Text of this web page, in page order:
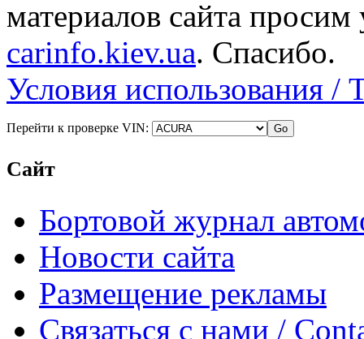
материалов сайта просим
carinfo.kiev.ua. Спасибо.
Условия использования /
Перейти к проверке VIN:
Сайт
Бортовой журнал
Новости сайта
Размещение рекламы
Связаться с нами /